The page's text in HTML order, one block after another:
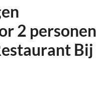
2 personen
Bij